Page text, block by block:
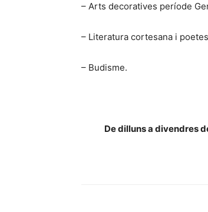
– Arts decoratives període
– Literatura cortesana i
– Budisme.
De dilluns a divendres